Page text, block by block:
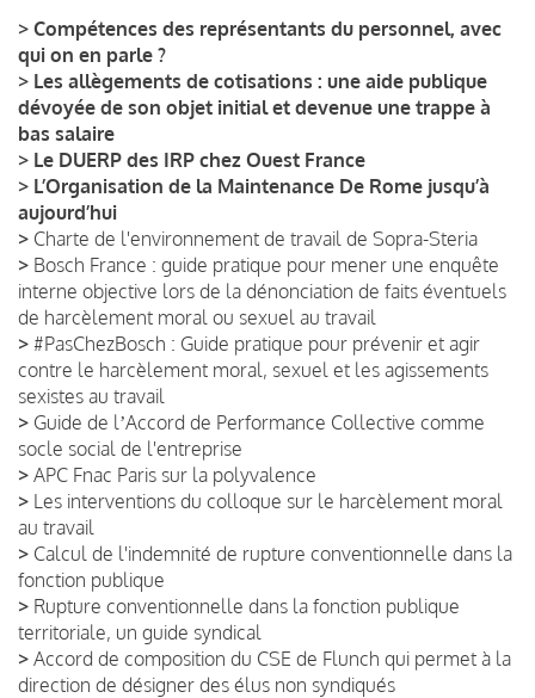
> Compétences des représentants du personnel, avec
qui on en parle ?
> Les allègements de cotisations : une aide publique
dévoyée de son objet initial et devenue une trappe à
bas salaire
> Le DUERP des IRP chez Ouest France
> L’Organisation de la Maintenance De Rome jusqu’à
aujourd’hui
> Charte de l'environnement de travail de Sopra-Steria
> Bosch France : guide pratique pour mener une enquête
interne objective lors de la dénonciation de faits éventuels
de harcèlement moral ou sexuel au travail
> #PasChezBosch : Guide pratique pour prévenir et agir
contre le harcèlement moral, sexuel et les agissements
sexistes au travail
> Guide de lʼAccord de Performance Collective comme
socle social de l'entreprise
> APC Fnac Paris sur la polyvalence
> Les interventions du colloque sur le harcèlement moral
au travail
> Calcul de l'indemnité de rupture conventionnelle dans la
fonction publique
> Rupture conventionnelle dans la fonction publique
territoriale, un guide syndical
> Accord de composition du CSE de Flunch qui permet à la
direction de désigner des élus non syndiqués